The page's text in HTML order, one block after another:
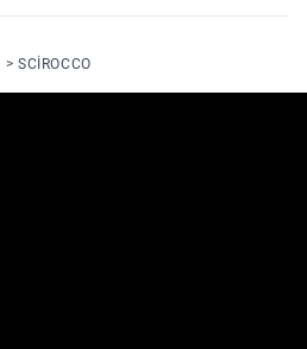
SCIROCCO